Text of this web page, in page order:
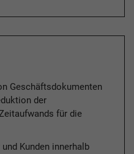
Geschäftsdokumenten
der
für die
Kunden innerhalb